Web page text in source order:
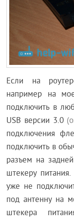
Если на
например на
подключить в
USB версии 3.0
подключения
подключить в
разъем на
штекеру
уже не
под антенну на
штекера